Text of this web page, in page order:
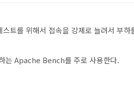
트를 위해서 접속을 강제로 늘려서 부
는 Apache Bench를 주로 사용한다.